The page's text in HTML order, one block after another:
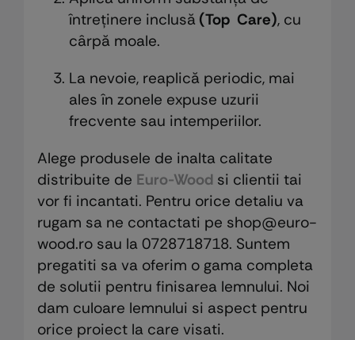
întreținere inclusă(Top Care), cu
cârpă moale.
La nevoie, reaplică periodic, mai
ales în zonele expuse uzurii
frecvente sau intemperiilor.
Alege produsele de inalta calitate
distribuite de Euro-Woodsi clientii tai
vor fi incantati. Pentru orice detaliu va
rugam sa ne contactati pe shop@euro-
wood.ro sau la 0728718718. Suntem
pregatiti sa va oferim o gama completa
de solutii pentru finisarea lemnului. Noi
dam culoare lemnului si aspect pentru
orice proiect la care visati.